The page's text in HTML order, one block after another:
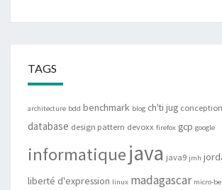
TAGS
architecture bdd benchmark blog ch'ti jug conception
database design pattern devoxx firefox gcp google
informatiquejava java9 jmh
liberté d'expression linux madagascar micro-